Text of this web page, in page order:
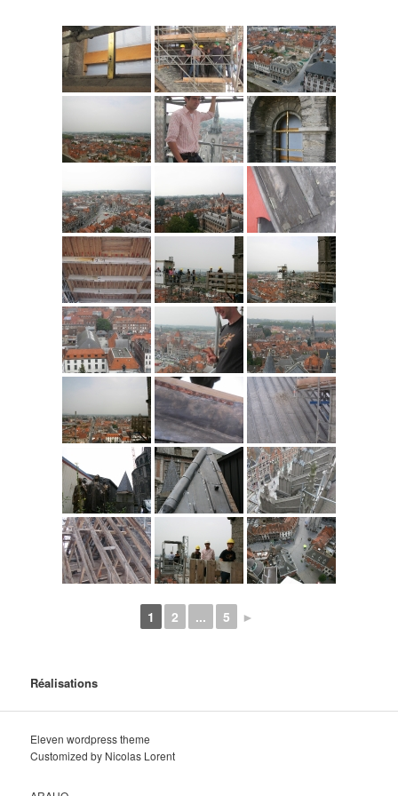
1 2 ... 5 ►
Réalisations
Eleven wordpress theme
Customized by Nicolas Lorent